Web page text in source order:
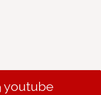
youtube